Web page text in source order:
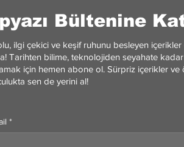
Bültenine
*
ilgi çekici ve keşif ruhunu besleyen
Tarihten bilime, teknolojiden seyahate kadar
için hemen abone ol. Sürpriz içerikler
sen de yerini al!